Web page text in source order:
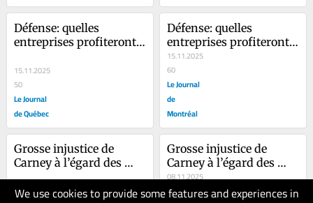
We use cookies to provide some features and experiences in
Défense: quelles
entreprises profiteront
15.11.2025
50
Le Journal
de Québec
Défense: quelles
entreprises profiteront
des 82 G?
15.11.2025
60
Le Journal
de
Montréal
Grosse injustice de
Carney à l’égard des
Québécois
08.11.2025
Grosse injustice de
Carney à l’égard des
Québécois
08.11.2025
60